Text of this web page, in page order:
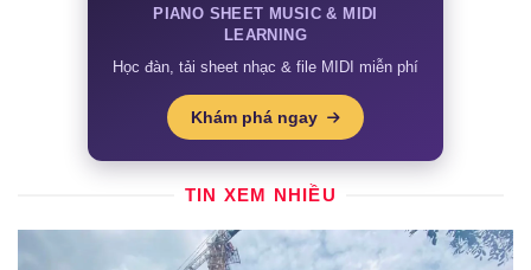
PIANO SHEET MUSIC & MIDI
LEARNING
Học đàn, tải sheet nhạc & file MIDI miễn phí
Khám phá ngay
TIN XEM NHIỀU